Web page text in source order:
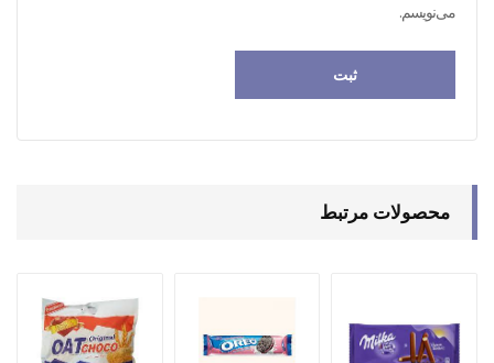
می‌نویسم.
محصولات مرتبط